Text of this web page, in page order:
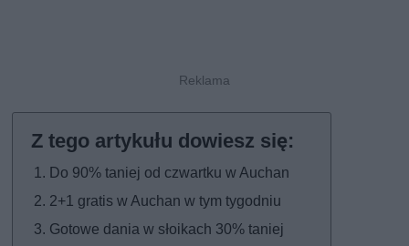
Do 90% taniej od czwartku w Auchan
2+1 gratis w Auchan w tym tygodniu
Gotowe dania w słoikach 30% taniej